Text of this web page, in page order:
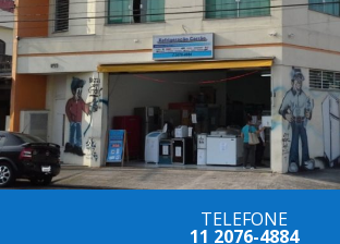
TELEFONE
11 2076-4884